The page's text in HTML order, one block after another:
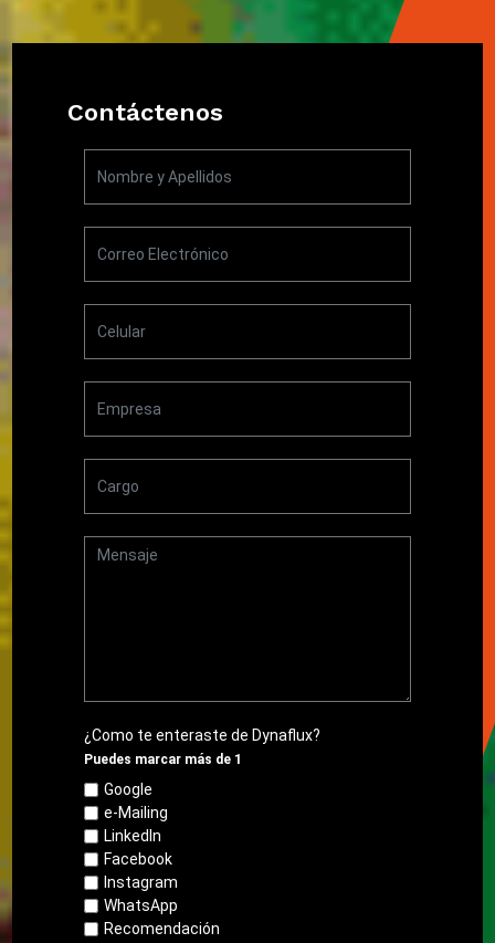
Contáctenos
¿Como te enteraste de Dynaflux?
Puedes marcar más de 1
Google
e-Mailing
LinkedIn
Facebook
Instagram
WhatsApp
Recomendación